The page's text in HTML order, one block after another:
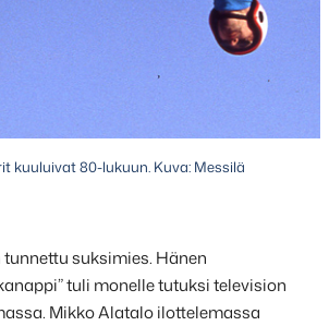
kuuluivat 80-lukuun. Kuva: Messilä
tunnettu suksimies. Hänen
tuli monelle tutuksi television
Mikko Alatalo ilottelemassa